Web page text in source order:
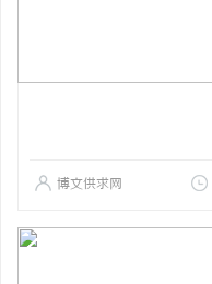
博文供求网